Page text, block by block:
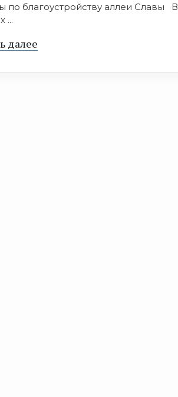
по благоустройству аллеи Славы В
...
далее